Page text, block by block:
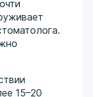
15–20